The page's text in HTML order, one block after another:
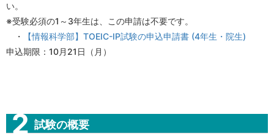
い。
※受験必須の1～3年生は、この申請は不要です。
・
【情報科学部】TOEIC-IP試験の申込申請書 (4年生・院生)
申込期限：10月21日（月）
試験の概要